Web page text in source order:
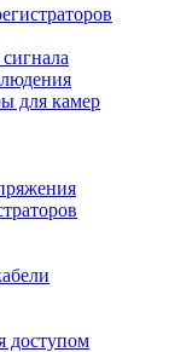
для камер
доступом